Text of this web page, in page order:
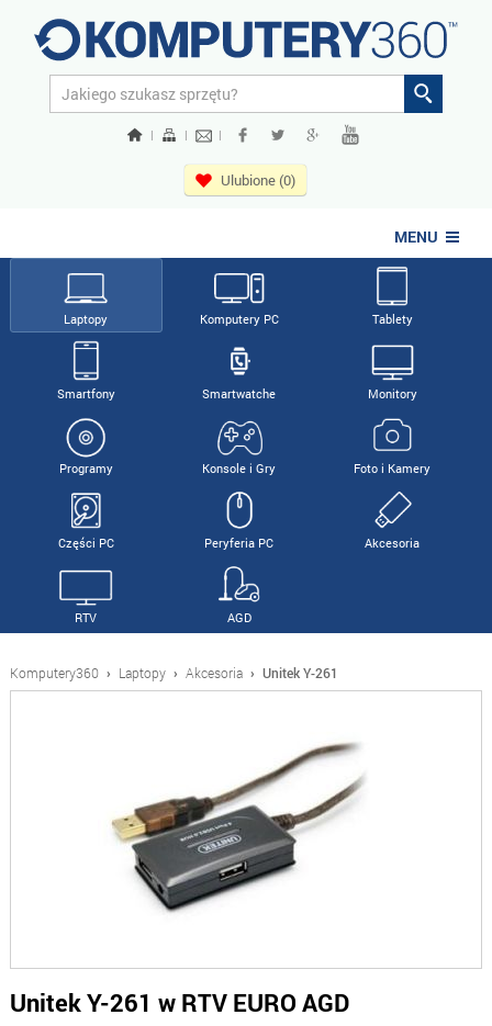
| | |
Ulubione (0)
MENU
Laptopy Komputery PC Tablety
Smartfony Smartwatche Monitory
Programy Konsole i Gry Foto i Kamery
Części PC Peryferia PC Akcesoria
RTV AGD
Komputery360 › Laptopy › Akcesoria › Unitek Y-261
Unitek Y-261 w RTV EURO AGD